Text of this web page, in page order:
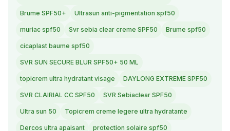
Brume SPF50+ Ultrasun anti-pigmentation spf50
muriac spf50 Svr sebia clear creme SPF50 Brume spf50
cicaplast baume spf50
SVR SUN SECURE BLUR SPF50+ 50 ML
topicrem ultra hydratant visage DAYLONG EXTREME SPF50
SVR CLAIRIAL CC SPF50 SVR Sebiaclear SPF50
Ultra sun 50 Topicrem creme legere ultra hydratante
Dercos ultra apaisant protection solaire spf50